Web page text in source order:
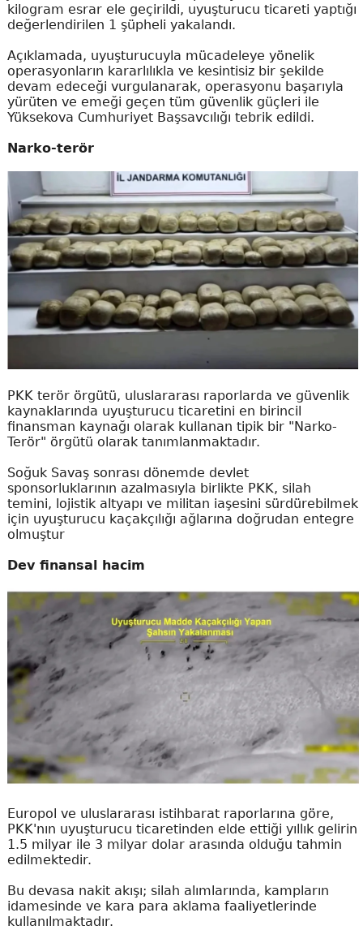
kilogram esrar ele geçirildi, uyuşturucu ticareti yaptığı
değerlendirilen 1 şüpheli yakalandı.
Açıklamada, uyuşturucuyla mücadeleye yönelik
operasyonların kararlılıkla ve kesintisiz bir şekilde
devam edeceği vurgulanarak, operasyonu başarıyla
yürüten ve emeği geçen tüm güvenlik güçleri ile
Yüksekova Cumhuriyet Başsavcılığı tebrik edildi.
Narko-terör
PKK terör örgütü, uluslararası raporlarda ve güvenlik
kaynaklarında uyuşturucu ticaretini en birincil
finansman kaynağı olarak kullanan tipik bir "Narko-
Terör" örgütü olarak tanımlanmaktadır.
Soğuk Savaş sonrası dönemde devlet
sponsorluklarının azalmasıyla birlikte PKK, silah
temini, lojistik altyapı ve militan iaşesini sürdürebilmek
için uyuşturucu kaçakçılığı ağlarına doğrudan entegre
olmuştur
Dev finansal hacim
Europol ve uluslararası istihbarat raporlarına göre,
PKK'nın uyuşturucu ticaretinden elde ettiği yıllık gelirin
1.5 milyar ile 3 milyar dolar arasında olduğu tahmin
edilmektedir.
Bu devasa nakit akışı; silah alımlarında, kampların
idamesinde ve kara para aklama faaliyetlerinde
kullanılmaktadır.